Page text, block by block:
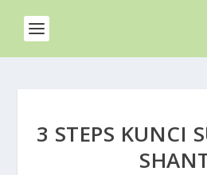
3 STEPS KUNCI